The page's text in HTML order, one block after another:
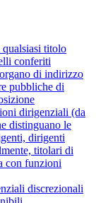
titolo
conferiti
di indirizzo
pubbliche di
dirigenziali (da
distinguano le
dirigenti
titolari di
con funzioni
discrezionali